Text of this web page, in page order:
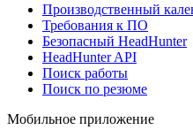
Производственный
Требования к ПО
Безопасный HeadHunter
HeadHunter API
Поиск работы
Поиск по резюме
Мобильное приложение